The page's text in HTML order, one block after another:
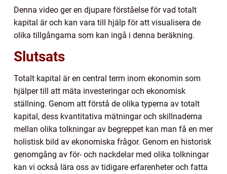
Denna video ger en djupare förståelse för vad totalt
kapital är och kan vara till hjälp för att visualisera de
olika tillgångarna som kan ingå i denna beräkning.
Slutsats
Totalt kapital är en central term inom ekonomin som
hjälper till att mäta investeringar och ekonomisk
ställning. Genom att förstå de olika typerna av totalt
kapital, dess kvantitativa mätningar och skillnaderna
mellan olika tolkningar av begreppet kan man få en mer
holistisk bild av ekonomiska frågor. Genom en historisk
genomgång av för- och nackdelar med olika tolkningar
kan vi också lära oss av tidigare erfarenheter och fatta